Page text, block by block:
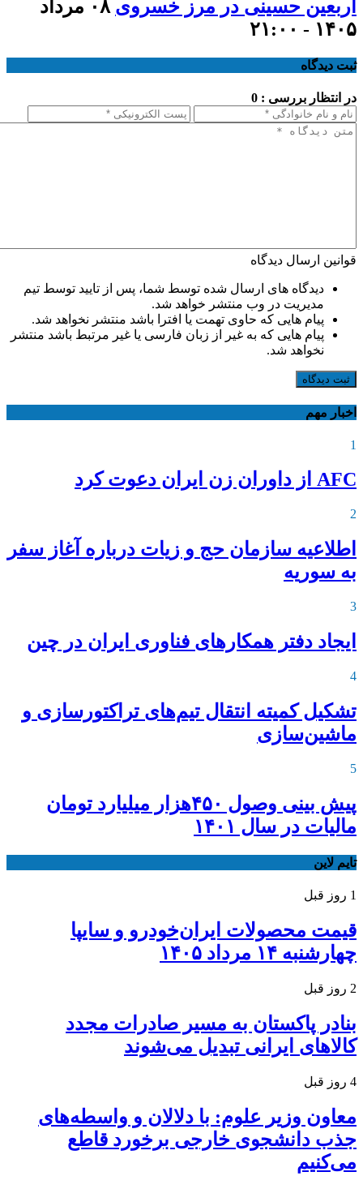
اربعین حسینی در مرز خسروی
۰۸ مرداد
۱۴۰۵ - ۲۱:۰۰
ثبت دیدگاه
در انتظار بررسی : 0
قوانین ارسال دیدگاه
دیدگاه های ارسال شده توسط شما، پس از تایید توسط تیم
مدیریت در وب منتشر خواهد شد.
پیام هایی که حاوی تهمت یا افترا باشد منتشر نخواهد شد.
پیام هایی که به غیر از زبان فارسی یا غیر مرتبط باشد منتشر
نخواهد شد.
ثبت دیدگاه
اخبار مهم
1
AFC از داوران زن ایران دعوت کرد
2
اطلاعیه‌ سازمان حج و زیات درباره آغاز سفر
به سوریه
3
ایجاد دفتر همکارهای فناوری ایران در چین
4
تشکیل کمیته انتقال تیم‌های تراکتورسازی و
ماشین‌سازی
5
پیش بینی وصول ۴۵۰هزار میلیارد تومان
مالیات در سال ۱۴۰۱
تایم لاین
1 روز قبل
قیمت محصولات ایران‌خودرو و سایپا
چهارشنبه ۱۴ مرداد ۱۴۰۵
2 روز قبل
بنادر پاکستان به مسیر صادرات مجدد
کالاهای ایرانی تبدیل می‌شوند
4 روز قبل
معاون وزیر علوم: با دلالان و واسطه‌های
جذب دانشجوی خارجی برخورد قاطع
می‌کنیم